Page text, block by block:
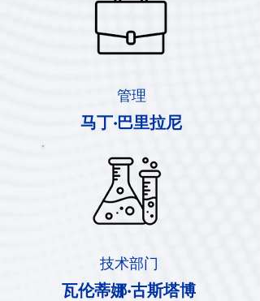
管理
马丁·巴里拉尼
技术部门
瓦伦蒂娜·古斯塔博